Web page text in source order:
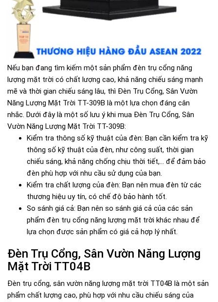
Nếu bạn đang tìm kiếm một sản phẩm đèn trụ cổng năng
lượng mặt trời có chất lượng cao, khả năng chiếu sáng mạnh
mẽ và thời gian chiếu sáng lâu, thì Đèn Trụ Cổng, Sân Vườn
Năng Lượng Mặt Trời TT-309B là một lựa chọn đáng cân
nhắc. Dưới đây là một số lưu ý khi mua Đèn Trụ Cổng, Sân
Vườn Năng Lượng Mặt Trời TT-309B:
Kiểm tra thông số kỹ thuật của đèn: Bạn cần kiểm tra kỹ
thông số kỹ thuật của đèn, như công suất, thời gian
chiếu sáng, khả năng chống chịu thời tiết,... để đảm bảo
đèn phù hợp với nhu cầu sử dụng của bạn.
Kiểm tra chất lượng của đèn: Bạn nên mua đèn từ các
thương hiệu uy tín, có chế độ bảo hành tốt.
So sánh giá cả: Bạn nên so sánh giá cả của các sản
phẩm đèn trụ cổng năng lượng mặt trời khác nhau để
lựa chọn được sản phẩm có giá cả hợp lý nhất.
Đèn Trụ Cổng, Sân Vườn Năng Lượng
Mặt Trời TT04B
Đèn trụ cổng, sân vườn năng lượng mặt trời TT04B là một sản
phẩm chất lượng cao, phù hợp với nhu cầu chiếu sáng của